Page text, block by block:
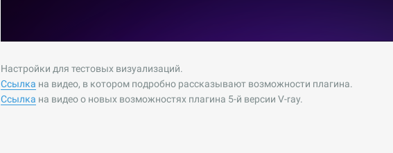
Настройки для тестовых визуализаций.
Ссылка на видео, в котором подробно рассказывают возможности плагина.
Ссылка на видео о новых возможностях плагина 5-й версии V-ray.